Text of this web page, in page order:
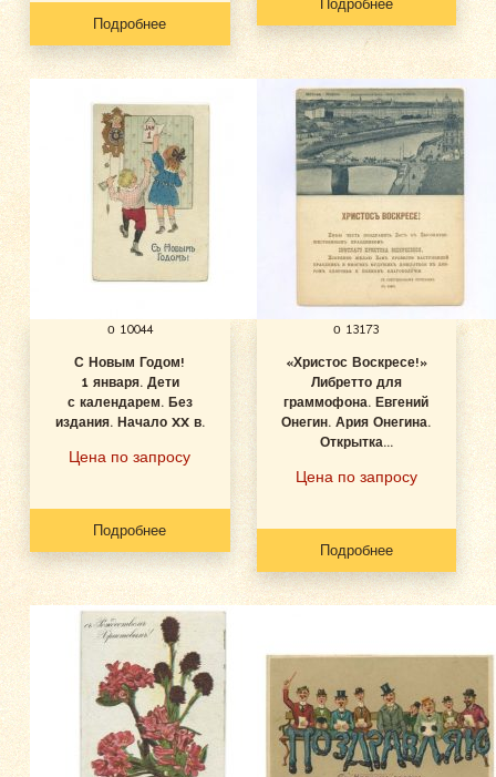
Подробнее
Подробнее
о 10044
С Новым Годом!
1 января. Дети
с календарем. Без
издания. Начало XX в.
Цена по запросу
Подробнее
о 13173
«Христос Воскресе!»
Либретто для
граммофона. Евгений
Онегин. Ария Онегина.
Открытка...
Цена по запросу
Подробнее